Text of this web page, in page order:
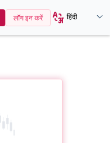
लॉग इन करें हिंदी